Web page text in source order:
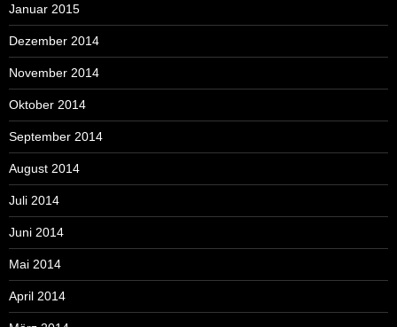
Januar 2015
Dezember 2014
November 2014
Oktober 2014
September 2014
August 2014
Juli 2014
Juni 2014
Mai 2014
April 2014